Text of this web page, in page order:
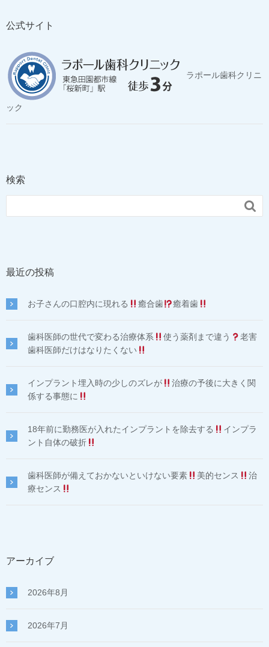
公式サイト
ラポール歯科クリニ
ック
検索

最近の投稿
お子さんの口腔内に現れる 癒合歯 癒着歯
歯科医師の世代で変わる治療体系 使う薬剤まで違う
老害
歯科医師だけはなりたくない
インプラント埋入時の少しのズレが
治療の予後に大きく関
係する事態に
18年前に勤務医が入れたインプラントを除去する
インプラ
ント自体の破折
歯科医師が備えておかないといけない要素 美的センス
治
療センス
アーカイブ
2026年8月
2026年7月